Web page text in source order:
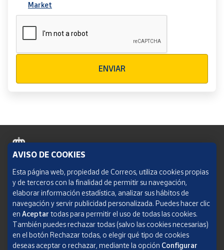
Market
ENVIAR
Política de cookies
Aviso legal
Condiciones del servicio
Política de Privacidad Web
AVISO DE COOKIES
Esta página web, propiedad de Correos, utiliza cookies propias
y de terceros con la finalidad de permitir su navegación,
elaborar información estadística, analizar sus hábitos de
navegación y servir publicidad personalizada. Puedes hacer clic
en Aceptar todas para permitir el uso de todas las cookies.
También puedes rechazar todas (salvo las cookies necesarias)
en el botón Rechazar todas, o elegir qué tipo de cookies
deseas aceptar o rechazar, mediante la opción Configurar